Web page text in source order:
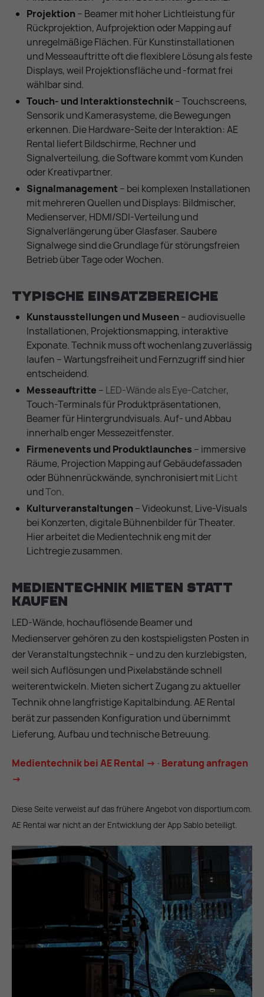
Projektion – Beamer mit hoher Lichtleistung für
Rückprojektion, Aufprojektion oder Mapping auf
unregelmäßige Flächen. Für Kunstinstallationen
und Messeauftritte oft die flexiblere Lösung als feste
Displays, weil Projektionsfläche und -format frei
wählbar sind.
Touch- und Interaktionstechnik– Touchscreens,
Sensorik und Kamerasysteme, die Bewegungen
erkennen. Die Hardware-Seite der Interaktion: AE
Rental liefert Bildschirme, Rechner und
Signalverteilung, die Software kommt vom Kunden
oder Kreativpartner.
Signalmanagement– bei komplexen Installationen
mit mehreren Quellen und Displays: Bildmischer,
Medienserver, HDMI/SDI-Verteilung und
Signalverlängerung über Glasfaser. Saubere
Signalwege sind die Grundlage für störungsfreien
Betrieb über Tage oder Wochen.
Typische Einsatzbereiche
Kunstausstellungen und Museen – audiovisuelle
Installationen, Projektionsmapping, interaktive
Exponate. Technik muss oft wochenlang zuverlässig
laufen – Wartungsfreiheit und Fernzugriff sind hier
entscheidend.
Messeauftritte – LED-Wände als Eye-Catcher,
Touch-Terminals für Produktpräsentationen,
Beamer für Hintergrundvisuals. Auf- und Abbau
innerhalb enger Messezeitfenster.
Firmenevents und Produktlaunches – immersive
Räume, Projection Mapping auf Gebäudefassaden
oder Bühnenrückwände, synchronisiert mitLicht
undTon.
Kulturveranstaltungen – Videokunst, Live-Visuals
bei Konzerten, digitale Bühnenbilder für Theater.
Hier arbeitet die Medientechnik eng mit der
Lichtregie zusammen.
Medientechnik mieten statt
kaufen
LED-Wände, hochauflösende Beamer und
Medienserver gehören zu den kostspieligsten Posten in
der Veranstaltungstechnik – und zu den kurzlebigsten,
weil sich Auflösungen und Pixelabstände schnell
weiterentwickeln. Mieten sichert Zugang zu aktueller
Technik ohne langfristige Kapitalbindung. AE Rental
berät zur passenden Konfiguration und übernimmt
Lieferung, Aufbau und technische Betreuung.
Medientechnik bei AE Rental → · Beratung anfragen
→
Diese Seite verweist auf das frühere Angebot von disportium.com.
AE Rental war nicht an der Entwicklung der App Sablo beteiligt.